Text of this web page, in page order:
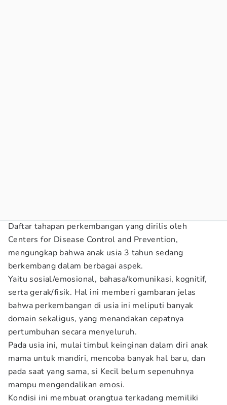
Daftar tahapan perkembangan yang dirilis oleh
Centers for Disease Control and Prevention,
mengungkap bahwa anak usia 3 tahun sedang
berkembang dalam berbagai aspek.
Yaitu sosial/emosional, bahasa/komunikasi, kognitif,
serta gerak/fisik. Hal ini memberi gambaran jelas
bahwa perkembangan di usia ini meliputi banyak
domain sekaligus, yang menandakan cepatnya
pertumbuhan secara menyeluruh.
Pada usia ini, mulai timbul keinginan dalam diri anak
mama untuk mandiri, mencoba banyak hal baru, dan
pada saat yang sama, si Kecil belum sepenuhnya
mampu mengendalikan emosi.
Kondisi ini membuat orangtua terkadang memiliki